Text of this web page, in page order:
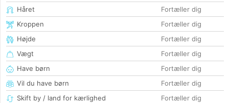
Håret
Fortæller dig
Kroppen
Fortæller dig
Højde
Fortæller dig
Vægt
Fortæller dig
Have børn
Fortæller dig
Vil du have børn
Fortæller dig
Skift by / land for kærlighed
Fortæller dig